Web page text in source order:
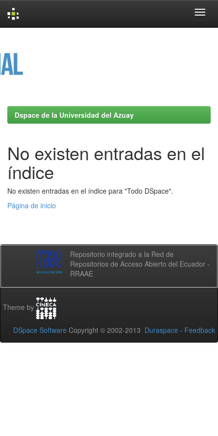
Dspace de la Universidad del Azuay
No existen entradas en el
índice
No existen entradas en el índice para "Todo DSpace".
Página de inicio
Repositorio integrado a la Red de
Repositorios de Acceso Abierto del Ecuador -
RRAAE
Theme by
DSpace Software Copyright © 2002-2013 Duraspace - Feedback